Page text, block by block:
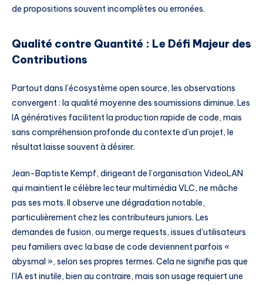
de propositions souvent incomplètes ou erronées.
Qualité contre Quantité : Le Défi Majeur des
Contributions
Partout dans l’écosystème open source, les observations
convergent : la qualité moyenne des soumissions diminue. Les
IA génératives facilitent la production rapide de code, mais
sans compréhension profonde du contexte d’un projet, le
résultat laisse souvent à désirer.
Jean-Baptiste Kempf, dirigeant de l’organisation VideoLAN
qui maintient le célèbre lecteur multimédia VLC, ne mâche
pas ses mots. Il observe une dégradation notable,
particulièrement chez les contributeurs juniors. Les
demandes de fusion, ou merge requests, issues d’utilisateurs
peu familiers avec la base de code deviennent parfois «
abysmal », selon ses propres termes. Cela ne signifie pas que
l’IA est inutile, bien au contraire, mais son usage requiert une